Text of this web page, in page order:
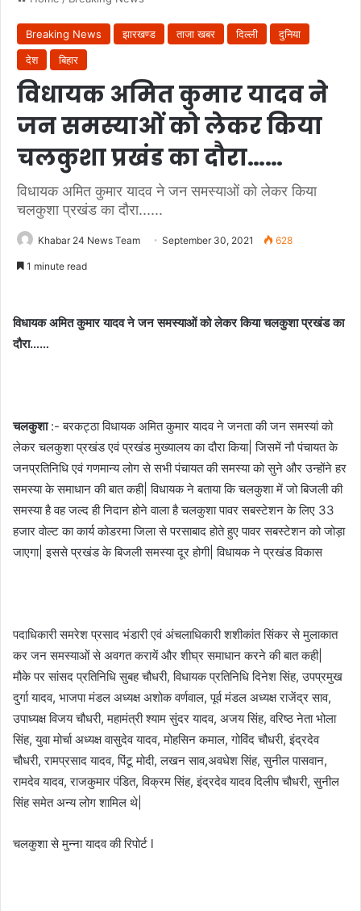
Breaking News झारखण्ड ताजा खबर दिल्ली
दुनिया
देश
बिहार
विधायक अमित कुमार यादव ने
जन समस्याओं को लेकर किया
चलकुशा प्रखंड का दौरा……
विधायक अमित कुमार यादव ने जन समस्याओं को लेकर किया
चलकुशा प्रखंड का दौरा......
Khabar 24 News Team September 30, 2021 628
1 minute read
विधायक अमित कुमार यादव ने जन समस्याओं को लेकर किया चलकुशा प्रखंड का
दौरा……
चलकुशा:- बरकट्ठा विधायक अमित कुमार यादव ने जनता की जन समस्यां को
लेकर चलकुशा प्रखंड एवं प्रखंड मुख्यालय का दौरा किया| जिसमें नौ पंचायत के
जनप्रतिनिधि एवं गणमान्य लोग से सभी पंचायत की समस्या को सुने और उन्होंने हर
समस्या के समाधान की बात कही| विधायक ने बताया कि चलकुशा में जो बिजली की
समस्या है वह जल्द ही निदान होने वाला है चलकुशा पावर सबस्टेशन के लिए 33
हजार वोल्ट का कार्य कोडरमा जिला से परसाबाद होते हुए पावर सबस्टेशन को जोड़ा
जाएगा| इससे प्रखंड के बिजली समस्या दूर होगी| विधायक ने प्रखंड विकास
पदाधिकारी समरेश प्रसाद भंडारी एवं अंचलाधिकारी शशीकांत सिंकर से मुलाकात
कर जन समस्याओं से अवगत करायें और शीघ्र समाधान करने की बात कही|
मौके पर सांसद प्रतिनिधि सुबह चौधरी, विधायक प्रतिनिधि दिनेश सिंह, उपप्रमुख
दुर्गा यादव, भाजपा मंडल अध्यक्ष अशोक वर्णवाल, पूर्व मंडल अध्यक्ष राजेंद्र साव,
उपाध्यक्ष विजय चौधरी, महामंत्री श्याम सुंदर यादव, अजय सिंह, वरिष्ठ नेता भोला
सिंह, युवा मोर्चा अध्यक्ष वासुदेव यादव, मोहसिन कमाल, गोविंद चौधरी, इंद्रदेव
चौधरी, रामप्रसाद यादव, पिंटू मोदी, लखन साव,अवधेश सिंह, सुनील पासवान,
रामदेव यादव, राजकुमार पंडित, विक्रम सिंह, इंद्रदेव यादव दिलीप चौधरी, सुनील
सिंह समेत अन्य लोग शामिल थे|
चलकुशा से मुन्ना यादव की रिपोर्ट l